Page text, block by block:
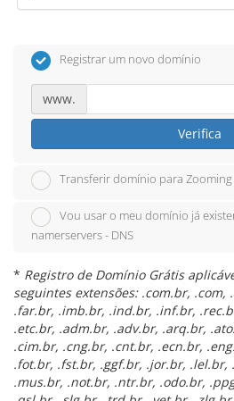
Registrar um novo domínio
www.
Verifica
Transferir domínio para Zooming
Vou usar o meu domínio já
namerservers - DNS
* Registro de Domínio Grátis
seguintes extensões: .com.br,
.far.br, .imb.br, .ind.br, .inf.br,
.etc.br, .adm.br, .adv.br, .arq.br,
.cim.br, .cng.br, .cnt.br, .ecn.br,
.fot.br, .fst.br, .ggf.br, .jor.br, .lel.br,
.mus.br, .not.br, .ntr.br, .odo.br,